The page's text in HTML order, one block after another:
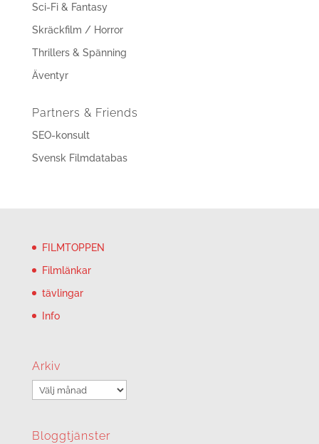
Sci-Fi & Fantasy
Skräckfilm / Horror
Thrillers & Spänning
Äventyr
Partners & Friends
SEO-konsult
Svensk Filmdatabas
FILMTOPPEN
Filmlänkar
tävlingar
Info
Arkiv
Arkiv
Bloggtjänster